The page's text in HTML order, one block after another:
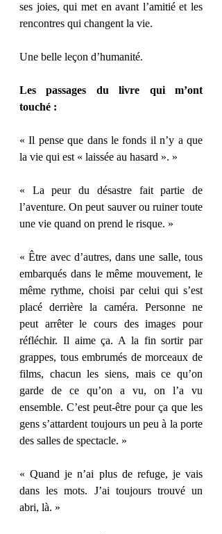
ses joies, qui met en avant l’amitié et les
rencontres qui changent la vie.
Une belle leçon d’humanité.
Les passages du livre qui m’ont
touché :
« Il pense que dans le fonds il n’y a que
la vie qui est « laissée au hasard ». »
« La peur du désastre fait partie de
l’aventure. On peut sauver ou ruiner toute
une vie quand on prend le risque. »
« Être avec d’autres, dans une salle, tous
embarqués dans le même mouvement, le
même rythme, choisi par celui qui s’est
placé derrière la caméra. Personne ne
peut arrêter le cours des images pour
réfléchir. Il aime ça. A la fin sortir par
grappes, tous embrumés de morceaux de
films, chacun les siens, mais ce qu’on
garde de ce qu’on a vu, on l’a vu
ensemble. C’est peut-être pour ça que les
gens s’attardent toujours un peu à la porte
des salles de spectacle. »
« Quand je n’ai plus de refuge, je vais
dans les mots. J’ai toujours trouvé un
abri, là. »